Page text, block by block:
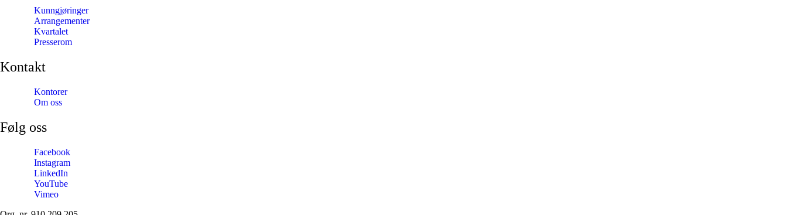
Kunngjøringer
Arrangementer
Kvartalet
Presserom
Kontakt
Kontorer
Om oss
Følg oss
Facebook
Instagram
LinkedIn
YouTube
Vimeo